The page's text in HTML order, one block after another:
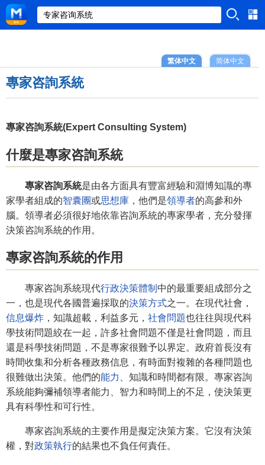
简体中文
繁体中文
專家咨詢系統
專家咨詢系統(Expert Consulting System)
什麼是專家咨詢系統
專家咨詢系統是由各方面具有豐富經驗和淵博知識的專
家學者組成的智囊團或思想庫 ，他們是領導者的高參和外
腦。領導者必須很好地依靠咨詢系統的專家學者，充分發揮
決策咨詢系統的作用。
專家咨詢系統的作用
專家咨詢系統現代行政決策體制 中的最重要組成部分之
一，也是現代各國普遍採取的決策方式之一。在現代社會，
信息爆炸 ，知識超載，利益多元， 社會問題也往往與現代科
學技術問題絞在一起，許多社會問題不僅是社會問題，而且
還是科學技術問題，不是專家很難予以界定。政府首長沒有
時間收集和分析各種政務信息，有時面對複雜的各種問題也
很難做出決策。他們的能力
、知識和時間都有限。專家咨詢
系統能夠彌補領導者能力、智力和時間上的不足，使決策更
具有科學性和可行性。
專家咨詢系統的主要作用是擬定決策方案。它沒有決策
權，對政策執行的結果也不負任何責任。